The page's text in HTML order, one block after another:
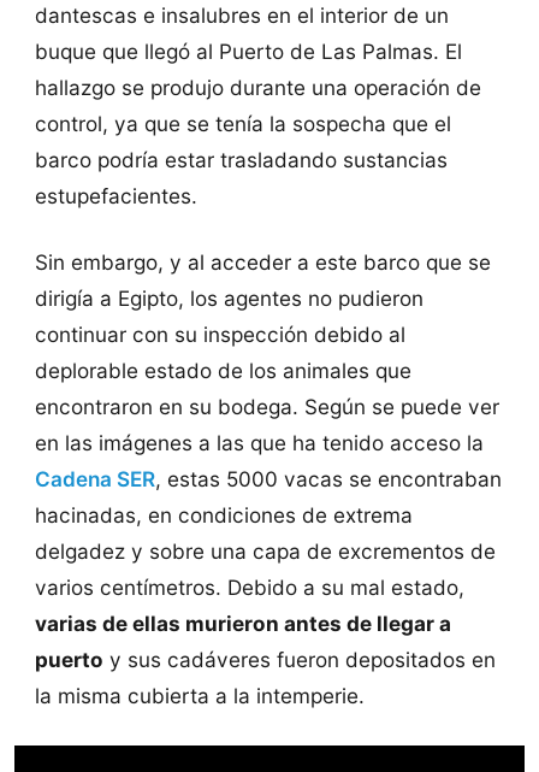
dantescas e insalubres en el interior de un
buque que llegó al Puerto de Las Palmas. El
hallazgo se produjo durante una operación de
control, ya que se tenía la sospecha que el
barco podría estar trasladando sustancias
estupefacientes.
Sin embargo, y al acceder a este barco que se
dirigía a Egipto, los agentes no pudieron
continuar con su inspección debido al
deplorable estado de los animales que
encontraron en su bodega. Según se puede ver
en las imágenes a las que ha tenido acceso la
Cadena SER, estas 5000 vacas se encontraban
hacinadas, en condiciones de extrema
delgadez y sobre una capa de excrementos de
varios centímetros. Debido a su mal estado,
varias de ellas murieron antes de llegar a
puerto y sus cadáveres fueron depositados en
la misma cubierta a la intemperie.